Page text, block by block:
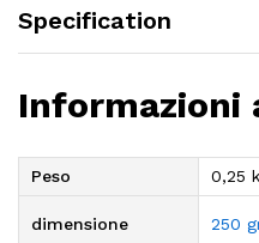
Specification
Informazioni
Peso 0,25
dimensione 250